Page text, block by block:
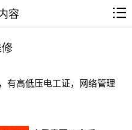
容
有高低压电工证，网络管理